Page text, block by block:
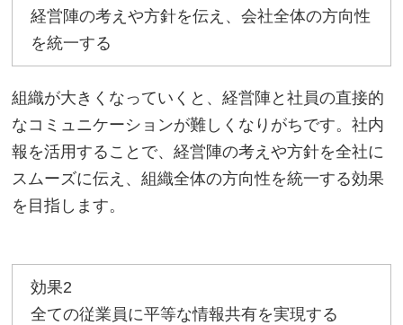
経営陣の考えや方針を伝え、会社全体の方向性
を統一する
組織が大きくなっていくと、経営陣と社員の直接的
なコミュニケーションが難しくなりがちです。社内
報を活用することで、経営陣の考えや方針を全社に
スムーズに伝え、組織全体の方向性を統一する効果
を目指します。
効果2
全ての従業員に平等な情報共有を実現する